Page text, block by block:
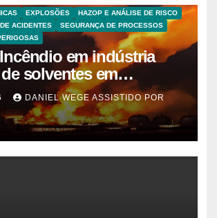
EXPLOSÕES
HAZOP E ANÁLISE DE RISCO
ACIDENTES
SEGURANÇA DE PROCESSOS
em indústria
solventes em
SP
Quema)
DANIEL WEGE ASSISTIDO POR